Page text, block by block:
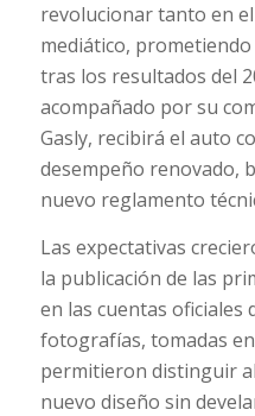
revolucionar tanto en
mediático,
tras los resultados del
acompañado por su
Gasly, recibirá el auto
desempeño renovado,
nuevo reglamento
Las expectativas
la publicación de las
en las cuentas oficiales
fotografías, tomadas
permitieron distinguir
nuevo diseño sin